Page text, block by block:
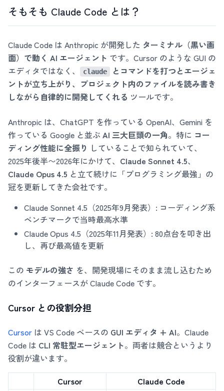
そもそも Claude Code とは？
Claude Code は Anthropic が開発した ターミナル（黒い画
面）で動く AI エージェント です。Cursor のような GUI の
エディタではなく、
claude
とコマンドを打つとエージェ
ントが立ち上がり、プロジェクト内のファイルを読み書き
しながら自律的に開発してくれる ツールです。
Anthropic は、ChatGPT を作っている OpenAI、Gemini を
作っている Google と並ぶ AI 三大巨頭の一角。特に コー
ディング性能に全振り していることで知られていて、
2025年後半〜2026年にかけて、 Claude Sonnet 4.5、
Claude Opus 4.5 と立て続けに「プログラミング最強」の
冠を更新してきた会社です。
Claude Sonnet 4.5（2025年9月発表）: コーディング系
ベンチマークで当時最高水準
Claude Opus 4.5（2025年11月発表）: 80点台を叩き出
し、再び最高値を更新
この モデルの強さ を、開発現場にそのまま流し込むため
のインターフェースが Claude Code です。
Cursor との役割分担
Cursor は VS Code ベースの GUI エディタ + AI。Claude
Code は CLI 常駐型エージェント。両者は競合というより
役割が違います。
Cursor
Claude Code